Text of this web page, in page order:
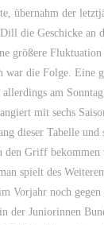
übernahm der
die Geschicke an
größere
war die Folge. Eine
am
mit sechs
dieser Tabelle und
den Griff bekommen
spielt des
Vorjahr noch gegen
der Juniorinnen